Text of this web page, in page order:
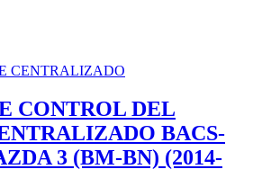
CENTRALIZADO
CONTROL DEL
BACS-
3 (BM-BN) (2014-